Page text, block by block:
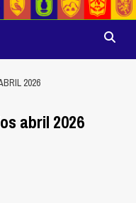
2026
abril 2026